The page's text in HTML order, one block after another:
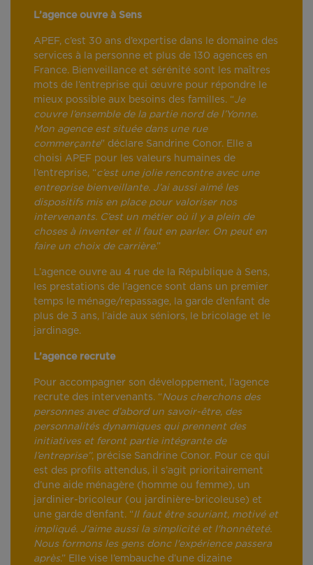
L’agence ouvre à Sens
APEF, c’est 30 ans d’expertise dans le domaine des
services à la personne et plus de 130 agences en
France. Bienveillance et sérénité sont les maîtres
mots de l’entreprise qui œuvre pour répondre le
mieux possible aux besoins des familles. “Je
couvre l’ensemble de la partie nord de l’Yonne.
Mon agence est située dans une rue
commerçante" déclare Sandrine Conor. Elle a
choisi APEF pour les valeurs humaines de
l’entreprise, “c’est une jolie rencontre avec une
entreprise bienveillante. J’ai aussi aimé les
dispositifs mis en place pour valoriser nos
intervenants. C’est un métier où il y a plein de
choses à inventer et il faut en parler. On peut en
faire un choix de carrière.”
L’agence ouvre au 4 rue de la République à Sens,
les prestations de l’agence sont dans un premier
temps le ménage/repassage, la garde d’enfant de
plus de 3 ans, l’aide aux séniors, le bricolage et le
jardinage.
L’agence recrute
Pour accompagner son développement, l’agence
recrute des intervenants. “Nous cherchons des
personnes avec d’abord un savoir-être, des
personnalités dynamiques qui prennent des
initiatives et feront partie intégrante de
l’entreprise”, précise Sandrine Conor. Pour ce qui
est des profils attendus, il s’agit prioritairement
d’une aide ménagère (homme ou femme), un
jardinier-bricoleur (ou jardinière-bricoleuse) et
une garde d’enfant. “Il faut être souriant, motivé et
impliqué. J’aime aussi la simplicité et l'honnêteté.
Nous formons les gens donc l'expérience passera
après.” Elle vise l’embauche d’une dizaine